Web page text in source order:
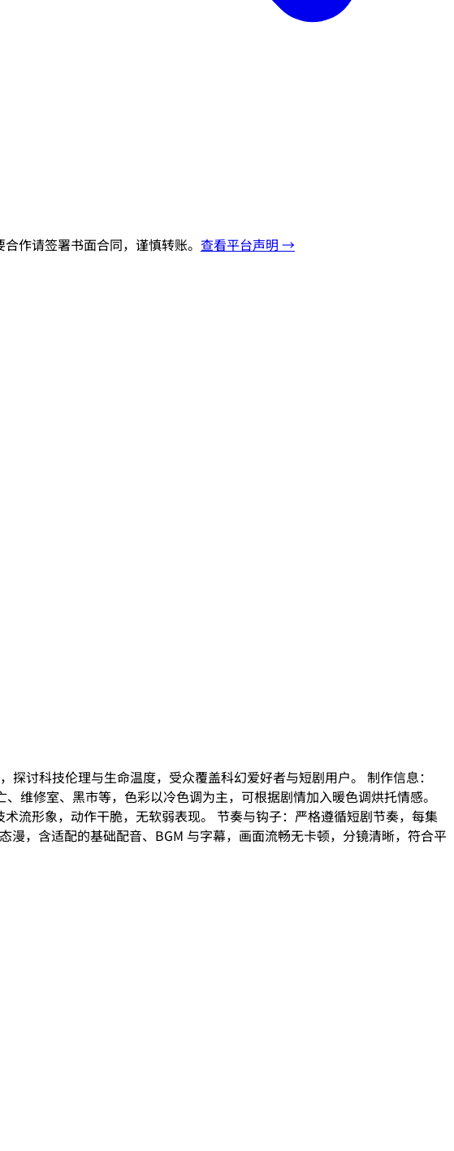
作请签署书面合同，谨慎转账。 查看平台声明 →
讨科技伦理与生命温度，受众覆盖科幻爱好者与短剧用户。 制作信息：
维修室、黑市等，色彩以冷色调为主，可根据剧情加入暖色调烘托情感。
流形象，动作干脆，无软弱表现。 节奏与钩子：严格遵循短剧节奏，每集
，含适配的基础配音、BGM 与字幕，画面流畅无卡顿，分镜清晰，符合平